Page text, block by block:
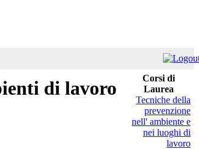
di lavoro
Corsi di
Laurea
Tecniche della
prevenzione
nell' ambiente e
nei luoghi di
lavoro